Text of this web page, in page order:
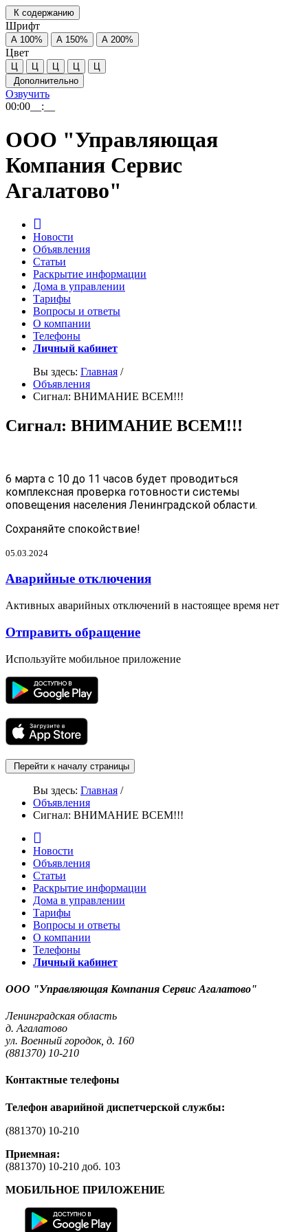
К содержанию
Шрифт
А 100% А 150% А 200%
Цвет
Ц Ц Ц Ц
Ц
Дополнительно
Озвучить
00:00 __:__
ООО "Управляющая
Компания Сервис
Агалатово"
Новости
Объявления
Статьи
Раскрытие информации
Дома в управлении
Тарифы
Вопросы и ответы
О компании
Телефоны
Личный кабинет
Вы здесь: Главная /
Объявления
Сигнал: ВНИМАНИЕ ВСЕМ!!!
Сигнал: ВНИМАНИЕ ВСЕМ!!!
6 марта с 10 до 11 часов будет проводиться
комплексная проверка готовности системы
оповещения населения Ленинградской области.
Сохраняйте спокойствие!
05.03.2024
Аварийные отключения
Активных аварийных отключений в настоящее время нет
Отправить обращение
Используйте мобильное приложение
Перейти к началу страницы
Вы здесь: Главная /
Объявления
Сигнал: ВНИМАНИЕ ВСЕМ!!!
Новости
Объявления
Статьи
Раскрытие информации
Дома в управлении
Тарифы
Вопросы и ответы
О компании
Телефоны
Личный кабинет
ООО "Управляющая Компания Сервис Агалатово"
Ленинградская область
д. Агалатово
ул. Военный городок, д. 160
(881370) 10-210
Контактные телефоны
Телефон аварийной диспетчерской службы:
(881370) 10-210
Приемная:
(881370) 10-210 доб. 103
МОБИЛЬНОЕ ПРИЛОЖЕНИЕ